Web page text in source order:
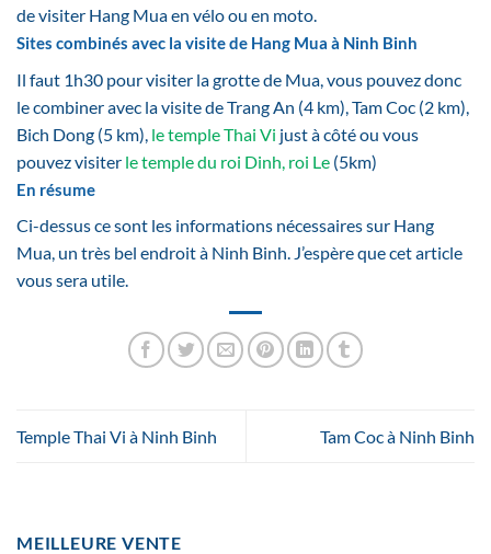
de visiter Hang Mua en vélo ou en moto.
Sites combinés avec la visite de Hang Mua à Ninh Binh
Il faut 1h30 pour visiter la grotte de Mua, vous pouvez donc
le combiner avec la visite de Trang An (4 km), Tam Coc (2 km),
Bich Dong (5 km), le temple Thai Vi just à côté ou vous
pouvez visiter le temple du roi Dinh, roi Le (5km)
En résume
Ci-dessus ce sont les informations nécessaires sur Hang
Mua, un très bel endroit à Ninh Binh. J’espère que cet article
vous sera utile.
Temple Thai Vi à Ninh Binh Tam Coc à Ninh Binh
MEILLEURE VENTE